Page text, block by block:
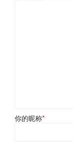
你的昵称*